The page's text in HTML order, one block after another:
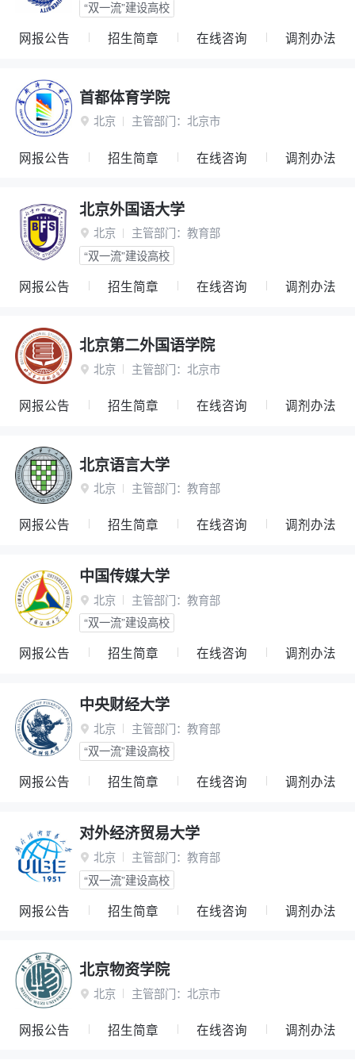
“双一流”建设高校
网报公告 招生简章 在线咨询 调剂办法
首都体育学院
 北京 主管部门： 北京市
网报公告 招生简章 在线咨询 调剂办法
北京外国语大学
 北京 主管部门： 教育部
“双一流”建设高校
网报公告 招生简章 在线咨询 调剂办法
北京第二外国语学院
 北京 主管部门： 北京市
网报公告 招生简章 在线咨询 调剂办法
北京语言大学
 北京 主管部门： 教育部
网报公告 招生简章 在线咨询 调剂办法
中国传媒大学
 北京 主管部门： 教育部
“双一流”建设高校
网报公告 招生简章 在线咨询 调剂办法
中央财经大学
 北京 主管部门： 教育部
“双一流”建设高校
网报公告 招生简章 在线咨询 调剂办法
对外经济贸易大学
 北京 主管部门： 教育部
“双一流”建设高校
网报公告 招生简章 在线咨询 调剂办法
北京物资学院
 北京 主管部门： 北京市
网报公告 招生简章 在线咨询 调剂办法